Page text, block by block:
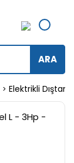
ARA
Elektrikli